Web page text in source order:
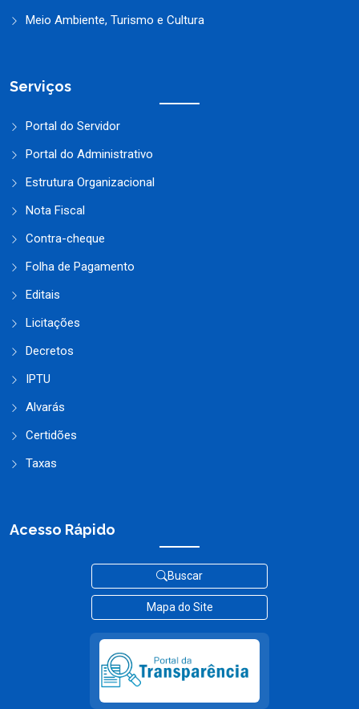
Meio Ambiente, Turismo e Cultura
Serviços
Portal do Servidor
Portal do Administrativo
Estrutura Organizacional
Nota Fiscal
Contra-cheque
Folha de Pagamento
Editais
Licitações
Decretos
IPTU
Alvarás
Certidões
Taxas
Acesso Rápido
Buscar
Mapa do Site